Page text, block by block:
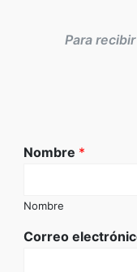
Para
Nombre *
Nombre
Correo